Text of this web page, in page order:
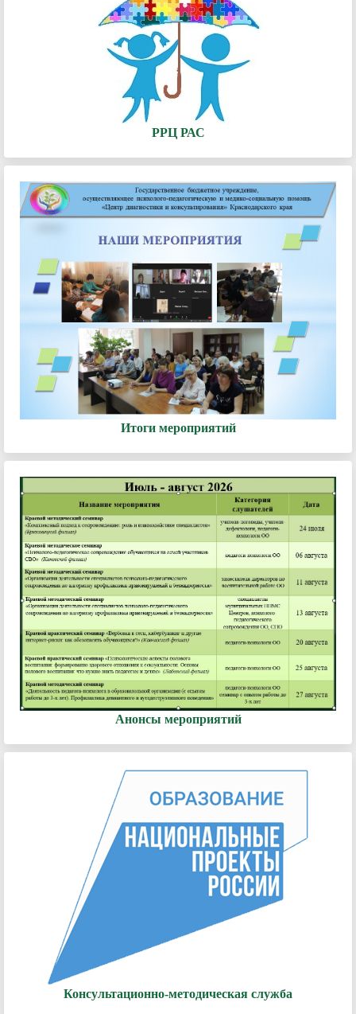
РРЦ РАС
Итоги мероприятий
Анонсы мероприятий
Консультационно-методическая служба